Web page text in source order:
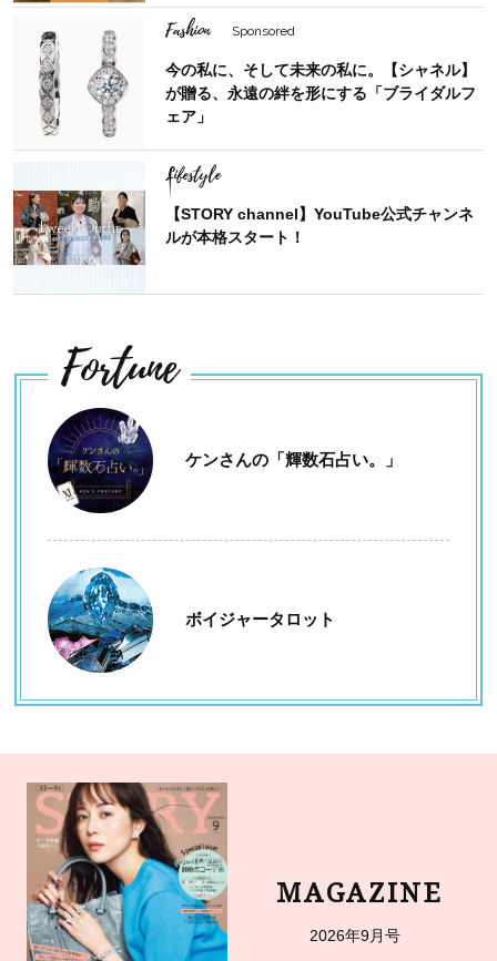
Fashion Sponsored
今の私に、そして未来の私に。【シャネル】
が贈る、永遠の絆を形にする「ブライダルフ
ェア」
Lifestyle
【STORY channel】YouTube公式チャンネ
ルが本格スタート！
Fortune
ケンさんの「輝数石占い。」
ボイジャータロット
MAGAZINE
2026年9月号